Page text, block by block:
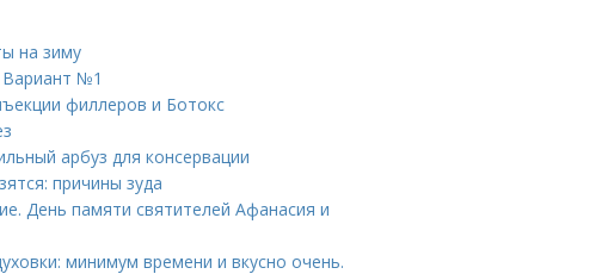
на зиму
Вариант №1
филлеров и Ботокс
арбуз для консервации
причины зуда
День памяти святителей Афанасия и
минимум времени и вкусно очень.